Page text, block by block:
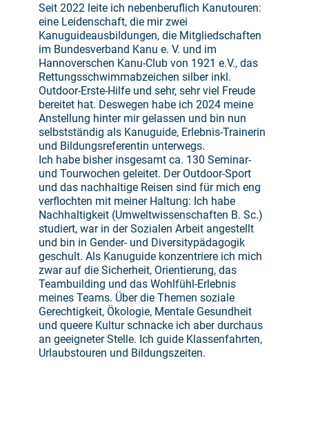
Seit 2022 leite ich nebenberuflich Kanutouren:
eine Leidenschaft, die mir zwei
Kanuguideausbildungen, die Mitgliedschaften
im Bundesverband Kanu e. V. und im
Hannoverschen Kanu-Club von 1921 e.V., das
Rettungsschwimmabzeichen silber inkl.
Outdoor-Erste-Hilfe und sehr, sehr viel Freude
bereitet hat. Deswegen habe ich 2024 meine
Anstellung hinter mir gelassen und bin nun
selbstständig als Kanuguide, Erlebnis-Trainerin
und Bildungsreferentin unterwegs.
Ich habe bisher insgesamt ca. 130 Seminar-
und Tourwochen geleitet. Der Outdoor-Sport
und das nachhaltige Reisen sind für mich eng
verflochten mit meiner Haltung: Ich habe
Nachhaltigkeit (Umweltwissenschaften B. Sc.)
studiert, war in der Sozialen Arbeit angestellt
und bin in Gender- und Diversitypädagogik
geschult. Als Kanuguide konzentriere ich mich
zwar auf die Sicherheit, Orientierung, das
Teambuilding und das Wohlfühl-Erlebnis
meines Teams. Über die Themen soziale
Gerechtigkeit, Ökologie, Mentale Gesundheit
und queere Kultur schnacke ich aber durchaus
an geeigneter Stelle. Ich guide Klassenfahrten,
Urlaubstouren und Bildungszeiten.